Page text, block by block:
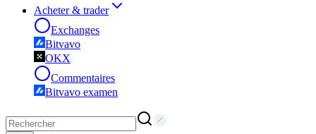
Acheter & trader
Exchanges
Bitvavo
OKX
Commentaires
Bitvavo examen